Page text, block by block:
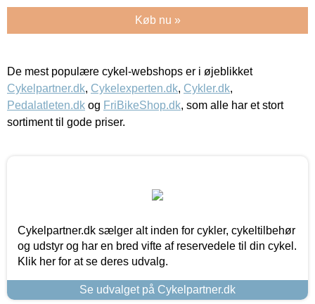
Køb nu »
De mest populære cykel-webshops er i øjeblikket
Cykelpartner.dk, Cykelexperten.dk, Cykler.dk,
Pedalatleten.dk og FriBikeShop.dk, som alle har et stort
sortiment til gode priser.
Cykelpartner.dk sælger alt inden for cykler, cykeltilbehør
og udstyr og har en bred vifte af reservedele til din cykel.
Klik her for at se deres udvalg.
Se udvalget på Cykelpartner.dk